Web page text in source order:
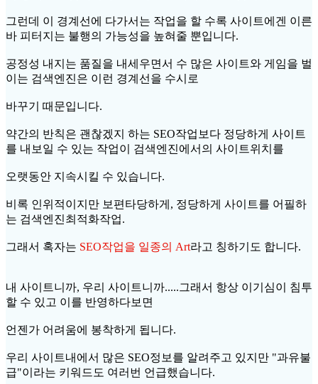
그런데 이 경계선에 다가서는 작업을 할 수록 사이트에겐 이른
바 피터지는 불행의 가능성을 높혀줄 뿐입니다.
공정성 내지는 품질을 내세우면서 수 많은 사이트와 게임을 벌
이는 검색엔진은 이런 경계선을 수시로
바꾸기 때문입니다.
약간의 반칙은 괜찮겠지 하는 SEO작업보다 정당하게 사이트
를 내보일 수 있는 작업이 검색엔진에서의 사이트위치를
오랫동안 지속시킬 수 있습니다.
비록 인위적이지만 보편타당하게, 정당하게 사이트를 어필하
는 검색엔진최적화작업.
그래서 혹자는 SEO작업을 일종의 Art라고 칭하기도 합니다.
내 사이트니까, 우리 사이트니까.....그래서 항상 이기심이 침투
할 수 있고 이를 반영하다보면
언젠가 어려움에 봉착하게 됩니다.
우리 사이트내에서 많은 SEO정보를 알려주고 있지만 "과유불
급"이라는 키워드도 여러번 언급했습니다.